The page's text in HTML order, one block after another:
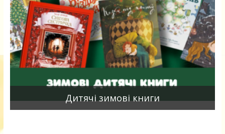
Дитячі зимові книги